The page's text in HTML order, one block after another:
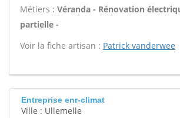
Métiers : Véranda - Rénovation
partielle -
Voir la fiche artisan : Patrick vanderwee
Entreprise enr-climat
Ville : Ullemelle